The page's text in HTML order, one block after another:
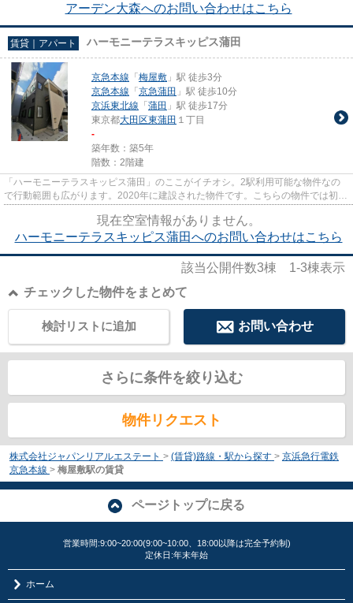
アーデン大森へのお問い合わせはこちら
賃貸｜アパート ハーモニーテラスキッピス蒲田
京急本線 「 梅屋敷 」駅 徒歩3分
京急本線 「 京急蒲田 」駅 徒歩10分
京浜東北線 「 蒲田 」駅 徒歩17分
東京都大田区東蒲田 １丁目
-
築年数：築5年
階数：2階建
「ハーモニーテラスキッピス蒲田」のここがイチオシ。2駅利用可能な物件なの
で行動範囲も広がります。2020年に建設された物件です。こちらの物件では初期
現在空室情報がありません。
ハーモニーテラスキッピス蒲田へのお問い合わせはこちら
該当公開件数3棟 1-3棟表示
チェックした物件をまとめて
お問い合わせ
検討リストに追加
さらに条件を絞り込む
物件リクエスト
株式会社ジャパンリアルエステート > (賃貸)路線・駅から探す > 京浜急行電鉄
京急本線 > 梅屋敷駅の賃貸
ページトップに戻る
営業時間:9:00~20:00(9:00~10:00、18:00以降は完全予約制)
定休日:年末年始
ホーム